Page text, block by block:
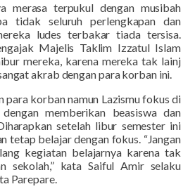
merasa terpukul dengan musibah
tidak seluruh perlengkapan dan
ludes terbakar tiada tersisa.
Majelis Taklim Izzatul Islam
mereka, karena mereka tak lainj
akrab dengan para korban ini.
para korban namun Lazismu fokus di
memberikan beasiswa dan
setelah libur semester ini
tetap belajar dengan fokus. “Jangan
kegiatan belajarnya karena tak
sekolah,” kata Saiful Amir selaku
Parepare.